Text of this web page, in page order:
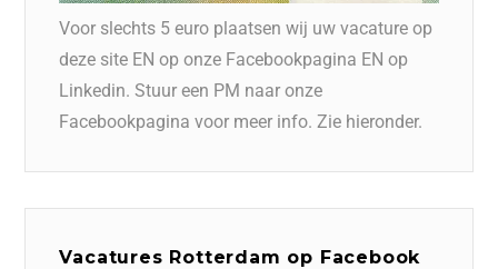
Voor slechts 5 euro plaatsen wij uw vacature op
deze site EN op onze Facebookpagina EN op
Linkedin. Stuur een PM naar onze
Facebookpagina voor meer info. Zie hieronder.
Vacatures Rotterdam op Facebook